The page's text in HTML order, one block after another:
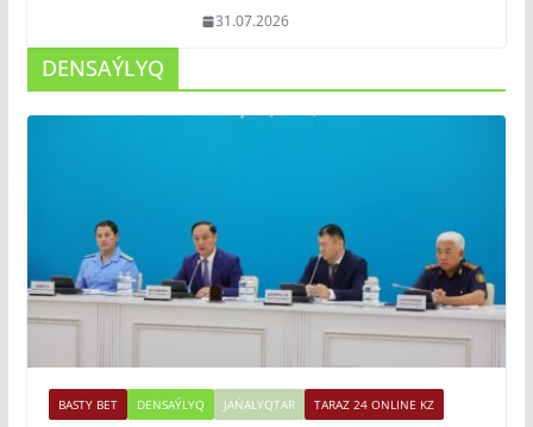
31.07.2026
DENSAÝLYQ
BASTY BET DENSAÝLYQ JAŃALYQTAR TARAZ 24 ONLINE KZ